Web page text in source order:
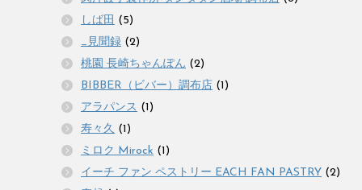
しば田 (5)
_見聞録 (2)
桃園 長崎ちゃんぽん (2)
BIBBER（ビバー）調布店 (1)
アラパンス (1)
寿々久 (1)
ミロク Mirock (1)
イーチ ファン ペストリー EACH FAN PASTRY (2)